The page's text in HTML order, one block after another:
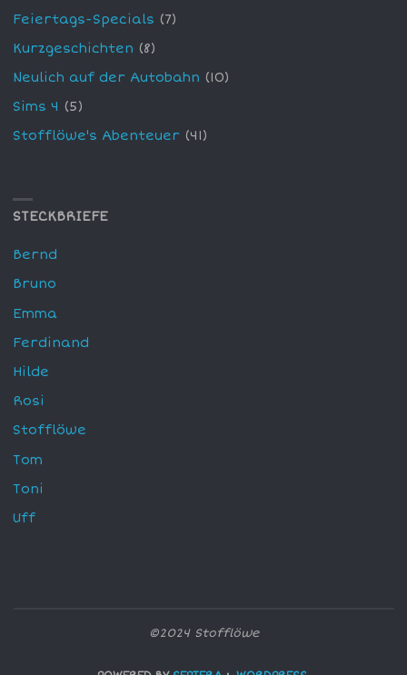
Feiertags-Specials (7)
Kurzgeschichten (8)
Neulich auf der Autobahn (10)
Sims 4 (5)
Stofflöwe's Abenteuer (41)
STECKBRIEFE
Bernd
Bruno
Emma
Ferdinand
Hilde
Rosi
Stofflöwe
Tom
Toni
Uff
©2024 Stofflöwe